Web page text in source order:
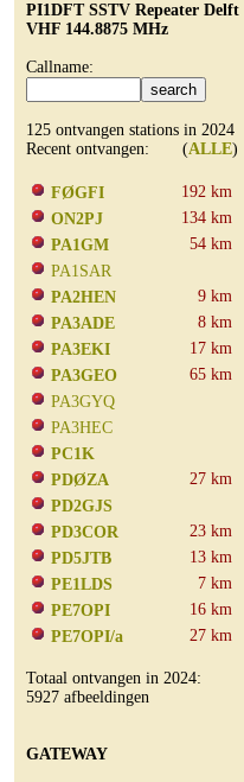
PI1DFT SSTV Repeater Delft
VHF 144.8875 MHz
Callname:
125 ontvangen stations in 2024
Recent ontvangen: (ALLE)
FØGFI 192 km
ON2PJ
134 km
PA1GM
54 km
PA1SAR
PA2HEN
9 km
PA3ADE
8 km
PA3EKI
17 km
PA3GEO
65 km
PA3GYQ
PA3HEC
PC1K
PDØZA
27 km
PD2GJS
PD3COR
23 km
PD5JTB
13 km
PE1LDS
7 km
PE7OPI
16 km
PE7OPI/a
27 km
Totaal ontvangen in 2024:
5927 afbeeldingen
GATEWAY